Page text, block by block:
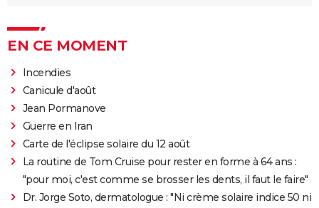
EN CE MOMENT
Incendies
Canicule d'août
Jean Pormanove
Guerre en Iran
Carte de l'éclipse solaire du 12 août
La routine de Tom Cruise pour rester en forme à 64 ans :
"pour moi, c'est comme se brosser les dents, il faut le faire"
Dr. Jorge Soto, dermatologue : "Ni crème solaire indice 50 ni